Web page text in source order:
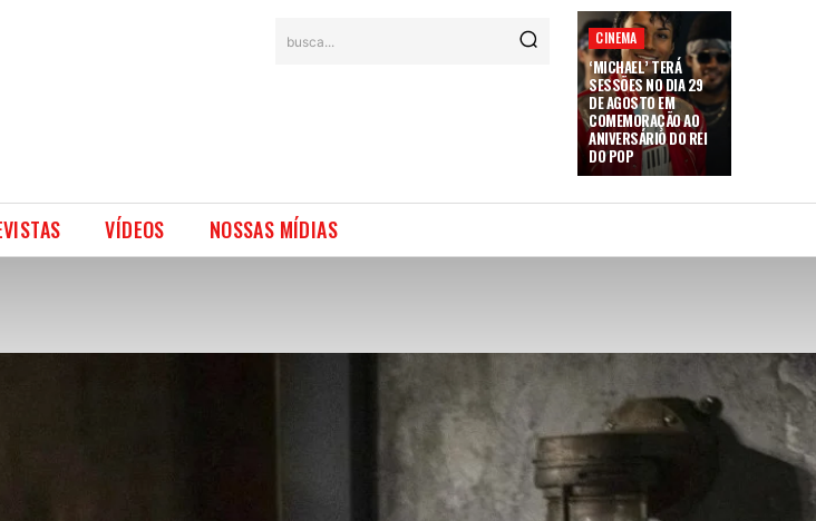
busca... CINEMA
‘MICHAEL’ TERÁ
SESSÕES NO DIA 29
DE AGOSTO EM
COMEMORAÇÃO AO
ANIVERSÁRIO DO REI
DO POP
VÍDEOS NOSSAS MÍDIAS